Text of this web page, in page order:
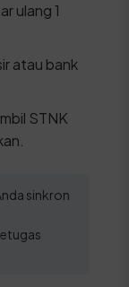
ulang 1
atau bank
STNK
sinkron